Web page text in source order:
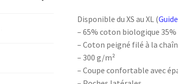
Disponible du XS au XL (
– 65% coton biologique
– Coton peigné filé à la
– 300 g/m²
– Coupe confortable avec